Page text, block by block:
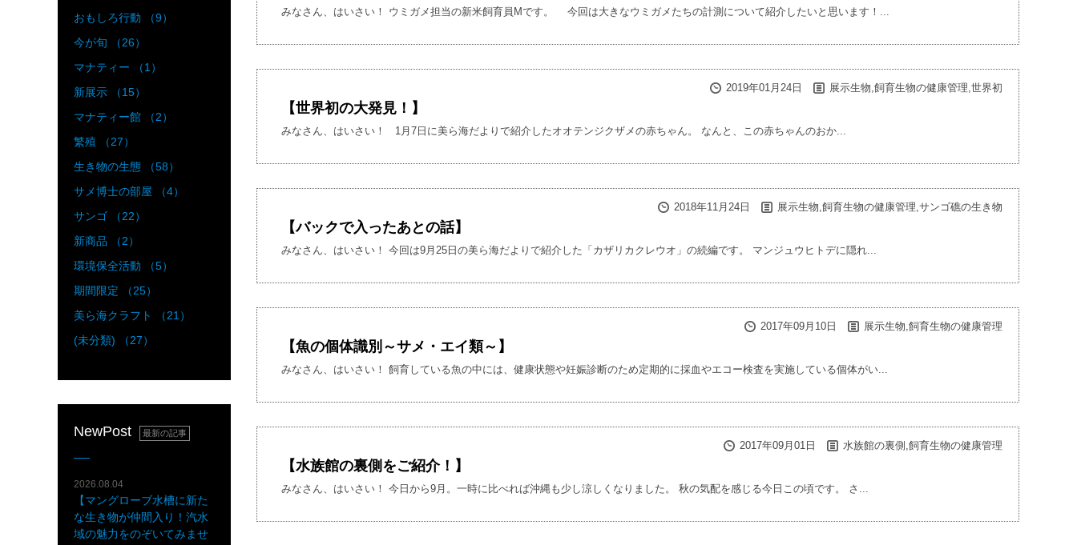
みなさん、はいさい！ ウミガメ担当の新米飼育員Mです。 今回は大きなウミガメたちの計測について紹介したいと思います！...
2019年01月24日 展示生物,飼育生物の健康管理,世界初
【世界初の大発見！】
みなさん、はいさい！ 1月7日に美ら海だよりで紹介したオオテンジクザメの赤ちゃん。 なんと、この赤ちゃんのおか...
2018年11月24日 展示生物,飼育生物の健康管理,サンゴ礁の生き物
【バックで入ったあとの話】
みなさん、はいさい！ 今回は9月25日の美ら海だよりで紹介した「カザリカクレウオ」の続編です。 マンジュウヒトデに隠れ...
2017年09月10日 展示生物,飼育生物の健康管理
【魚の個体識別～サメ・エイ類～】
みなさん、はいさい！ 飼育している魚の中には、健康状態や妊娠診断のため定期的に採血やエコー検査を実施している個体がい...
2017年09月01日 水族館の裏側,飼育生物の健康管理
【水族館の裏側をご紹介！】
みなさん、はいさい！ 今日から9月。一時に比べれば沖縄も少し涼しくなりました。 秋の気配を感じる今日この頃です。 さ...
おもしろ行動 （9）
今が旬 （26）
マナティー （1）
新展示 （15）
マナティー館 （2）
繁殖 （27）
生き物の生態 （58）
サメ博士の部屋 （4）
サンゴ （22）
新商品 （2）
環境保全活動 （5）
期間限定 （25）
美ら海クラフト （21）
(未分類) （27）
NewPost 最新の記事
2026.08.04
【マングローブ水槽に新た
な生き物が仲間入り！汽水
域の魅力をのぞいてみませ